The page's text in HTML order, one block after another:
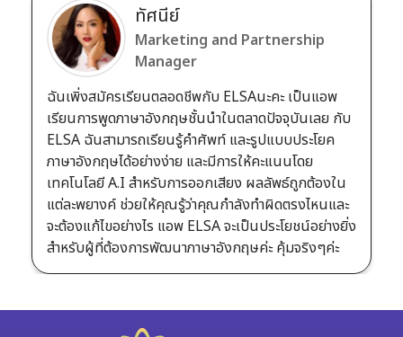
ทัศนีย์
Marketing and Partnership
Manager
ฉันเพิ่งสมัครเรียนตลอดชีพกับ ELSAนะคะ เป็นแอพ
เรียนการพูดภาษาอังกฤษชั้นนำในตลาดปัจจุบันเลย กับ
ELSA ฉันสามารถเรียนรู้คำศัพท์ และรูปแบบประโยค
ภาษาอังกฤษได้อย่างง่าย และมีการให้คะแนนโดย
เทคโนโลยี A.I สำหรับการออกเสียง ผลลัพธ์ถูกต้องใน
แต่ละพยางค์ ช่วยให้คุณรู้ว่าคุณกำลังทำผิดตรงไหนและ
จะต้องแก้ไขอย่างไร แอพ ELSA จะเป็นประโยชน์อย่างยิ่ง
สำหรับผู้ที่ต้องการพัฒนาภาษาอังกฤษค่ะ คุ้มจริงๆค่ะ